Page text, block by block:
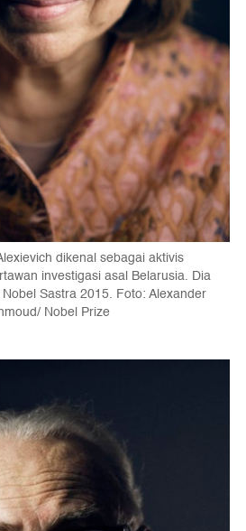
dikenal sebagai aktivis
investigasi asal Belarusia. Dia
Sastra 2015. Foto: Alexander
Nobel Prize